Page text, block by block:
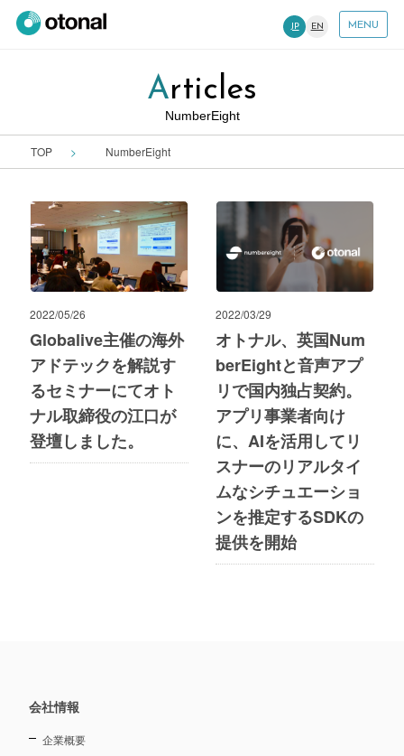
JP EN MENU
Articles
NumberEight
TOP NumberEight
2022/05/26
Globalive主催の海外
アドテックを解説す
るセミナーにてオト
ナル取締役の江口が
登壇しました。
2022/03/29
オトナル、英国Num
berEightと音声アプ
リで国内独占契約。
アプリ事業者向け
に、AIを活用してリ
スナーのリアルタイ
ムなシチュエーショ
ンを推定するSDKの
提供を開始
会社情報
企業概要